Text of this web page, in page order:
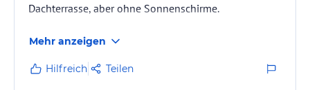
Dachterrasse, aber ohne Sonnenschirme.
Mehr anzeigen
Hilfreich Teilen